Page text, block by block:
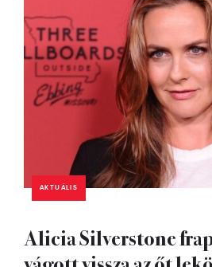
AKTUÁLIS
Alicia Silverstone